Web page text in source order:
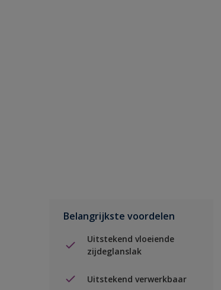
Belangrijkste voordelen
Uitstekend vloeiende
zijdeglanslak
Uitstekend verwerkbaar